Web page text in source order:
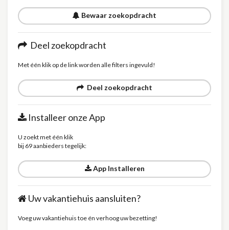
Bewaar zoekopdracht
Deel zoekopdracht
Met één klik op de link worden alle filters ingevuld!
Deel zoekopdracht
Installeer onze App
U zoekt met één klik
bij 69 aanbieders tegelijk:
App Installeren
Uw vakantiehuis aansluiten?
Voeg uw vakantiehuis toe én verhoog uw bezetting!